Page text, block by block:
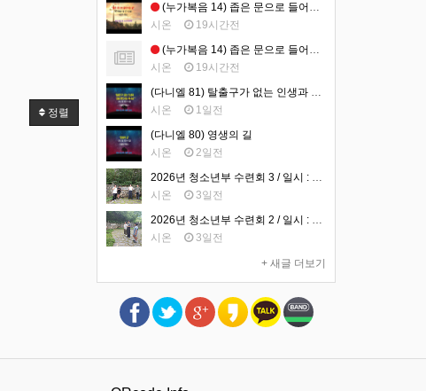
정렬
(누가복음 14) 좁은 문으로 들어가는 삶 (영상)
시온
19시간전
(누가복음 14) 좁은 문으로 들어가는 삶 (설교문)
시온
19시간전
(다니엘 81) 탈출구가 없는 인생과 길을 만드시는 하나님
시온
1일전
(다니엘 80) 영생의 길
시온
2일전
2026년 청소년부 수련회 3 / 일시 : 2026년 7월 31일-8월 1일 / 장소 : 가평 필그림하우스
시온
3일전
2026년 청소년부 수련회 2 / 일시 : 2026년 7월 31일-8월 1일 / 장소 : 가평 필그림하우스
시온
3일전
+ 새글 더보기